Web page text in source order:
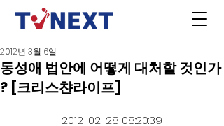
동성애 법안에 어떻게 대처할 것인가
? [크리스챤라이프]
2012년 3월 6일
2012-02-28 08:20:39